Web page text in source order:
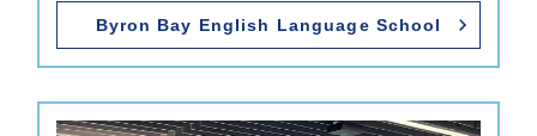
Byron Bay English Language School